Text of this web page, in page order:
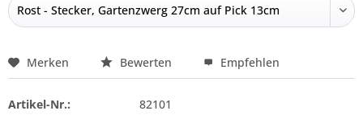
Merken Bewerten Empfehlen
Artikel-Nr.:
82101